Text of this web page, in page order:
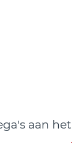
aan